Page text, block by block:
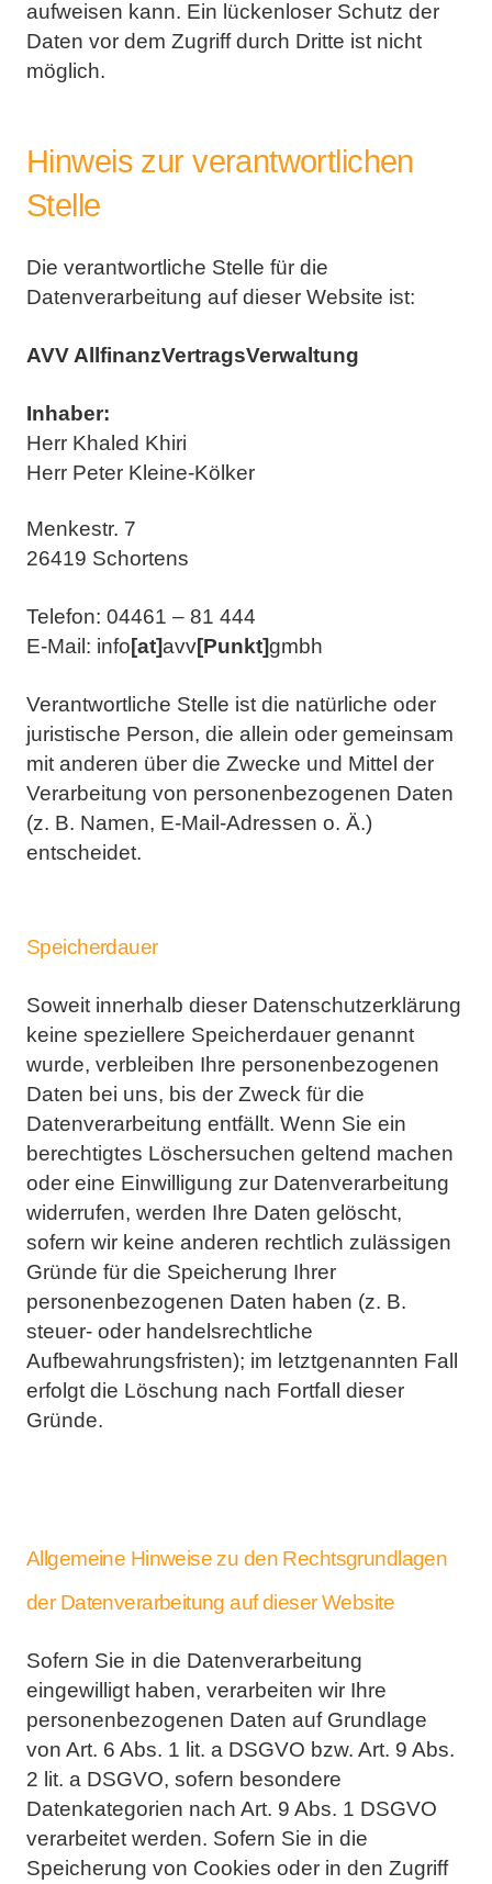
aufweisen kann. Ein lückenloser Schutz der
Daten vor dem Zugriff durch Dritte ist nicht
möglich.
Hinweis zur verantwortlichen
Stelle
Die verantwortliche Stelle für die
Datenverarbeitung auf dieser Website ist:
AVV AllfinanzVertragsVerwaltung
Inhaber:
Herr Khaled Khiri
Herr Peter Kleine-Kölker
Menkestr. 7
26419 Schortens
Telefon: 04461 – 81 444
E-Mail: info[at]avv[Punkt]gmbh
Verantwortliche Stelle ist die natürliche oder
juristische Person, die allein oder gemeinsam
mit anderen über die Zwecke und Mittel der
Verarbeitung von personenbezogenen Daten
(z. B. Namen, E-Mail-Adressen o. Ä.)
entscheidet.
Speicherdauer
Soweit innerhalb dieser Datenschutzerklärung
keine speziellere Speicherdauer genannt
wurde, verbleiben Ihre personenbezogenen
Daten bei uns, bis der Zweck für die
Datenverarbeitung entfällt. Wenn Sie ein
berechtigtes Löschersuchen geltend machen
oder eine Einwilligung zur Datenverarbeitung
widerrufen, werden Ihre Daten gelöscht,
sofern wir keine anderen rechtlich zulässigen
Gründe für die Speicherung Ihrer
personenbezogenen Daten haben (z. B.
steuer- oder handelsrechtliche
Aufbewahrungsfristen); im letztgenannten Fall
erfolgt die Löschung nach Fortfall dieser
Gründe.
Allgemeine Hinweise zu den Rechtsgrundlagen
der Datenverarbeitung auf dieserWebsite
Sofern Sie in die Datenverarbeitung
eingewilligt haben, verarbeiten wir Ihre
personenbezogenen Daten auf Grundlage
von Art. 6 Abs. 1 lit. a DSGVO bzw. Art. 9 Abs.
2 lit. a DSGVO, sofern besondere
Datenkategorien nach Art. 9 Abs. 1 DSGVO
verarbeitet werden. Sofern Sie in die
Speicherung von Cookies oder in den Zugriff